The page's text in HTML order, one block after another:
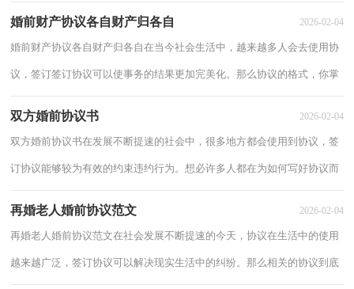
婚前财产协议各自财产归各自 2026-02-04
婚前财产协议各自财产归各自在当今社会生活中，越来越多人会去使用协
议，签订签订协议可以使事务的结果更加完美化。那么协议的格式，你掌
双方婚前协议书 2026-02-04
双方婚前协议书在发展不断提速的社会中，很多地方都会使用到协议，签
订协议能够较为有效的约束违约行为。想必许多人都在为如何写好协议而
再婚老人婚前协议范文 2026-02-04
再婚老人婚前协议范文在社会发展不断提速的今天，协议在生活中的使用
越来越广泛，签订协议可以解决现实生活中的纠纷。那么相关的协议到底